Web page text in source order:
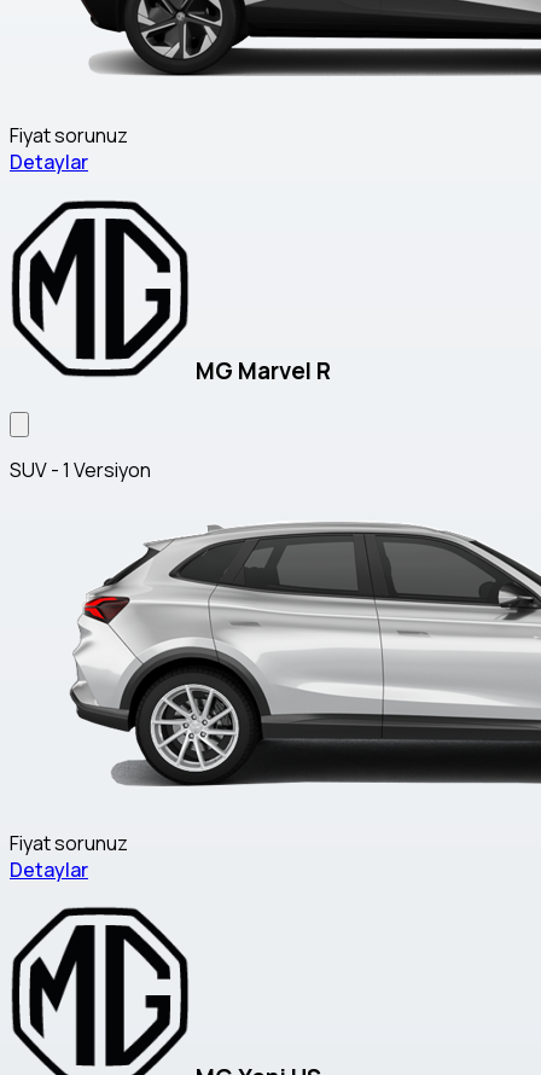
Fiyat sorunuz
Detaylar
MG Marvel R
SUV - 1 Versiyon
Fiyat sorunuz
Detaylar